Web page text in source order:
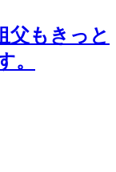
父もきっと
。